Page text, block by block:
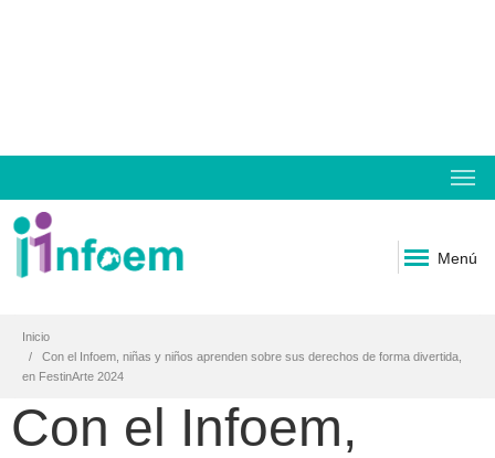
Menú
Inicio
Con el Infoem, niñas y niños aprenden sobre sus derechos de forma divertida,
en FestinArte 2024
Con el Infoem,